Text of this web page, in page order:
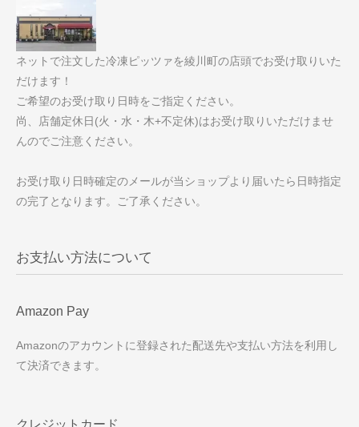
ネットで注文した冷凍ピッツァを綾川町の店頭でお受け取りいた
だけます！
ご希望のお受け取り日時をご指定ください。
尚、店舗定休日(火・水・木+不定休)はお受け取りいただけませ
んのでご注意ください。
お受け取り日時確定のメールが当ショップより届いたら日時指定
の完了となります。ご了承ください。
お支払い方法について
Amazon Pay
Amazonのアカウントに登録された配送先や支払い方法を利用し
て決済できます。
クレジットカード